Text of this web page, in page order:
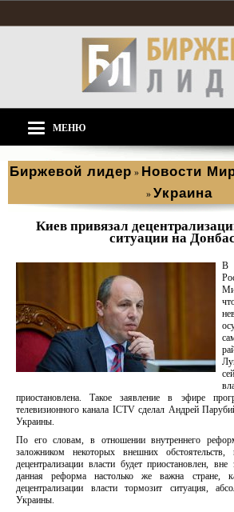
МЕНЮ
Биржевой лидер » Новости
» Украина
Киев привязал
ситуации на
В
приостановлена. Такое заявление в эфире
телевизионного канала ICTV сделал Андрей
Украины.
По его словам, в отношении внутреннего
заложником некоторых внешних
децентрализации власти будет приостановлен,
данная реформа настолько же важна стране,
децентрализации власти тормозит ситуация,
Украины.